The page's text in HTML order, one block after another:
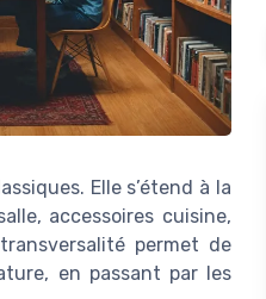
Elle s’étend à la
accessoires cuisine,
permet de
en passant par les